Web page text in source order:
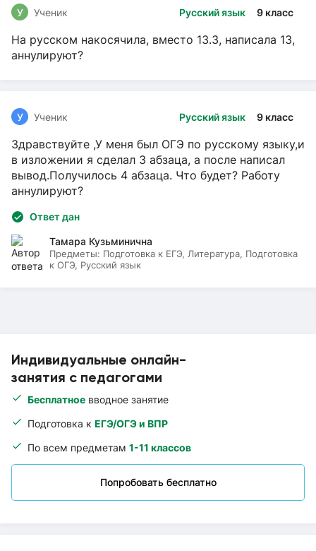
Индивидуальные онлайн-
занятия с педагогами
Бесплатное вводное занятие
Подготовка к ЕГЭ/ОГЭ и ВПР
По всем предметам 1-11 классов
Попробовать бесплатно
Русский язык 9 класс
У Ученик
На русском накосячила, вместо 13.3, написала 13,
аннулируют?
Русский язык 9 класс
У Ученик
Здравствуйте ,У меня был ОГЭ по русскому языку,и
в изложении я сделал 3 абзаца, а после написал
вывод.Получилось 4 абзаца. Что будет? Работу
аннулируют?
Ответ дан
Тамара Кузьминична
Предметы: Подготовка к ЕГЭ, Литература, Подготовка
к ОГЭ, Русский язык